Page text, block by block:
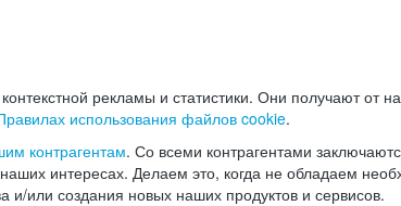
рекламы и статистики. Они получают от
использования файлов cookie.
контрагентам. Со всеми контрагентами
интересах. Делаем это, когда не обладаем
или создания новых наших продуктов и сервисов.